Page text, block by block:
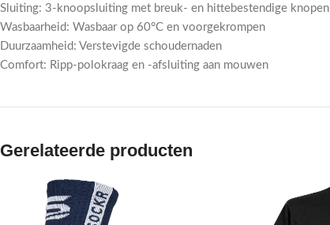
Sluiting: 3-knoopsluiting met breuk- en hittebestendige knopen
Wasbaarheid: Wasbaar op 60°C en voorgekrompen
Duurzaamheid: Verstevigde schoudernaden
Comfort: Ripp-polokraag en -afsluiting aan mouwen
Gerelateerde producten